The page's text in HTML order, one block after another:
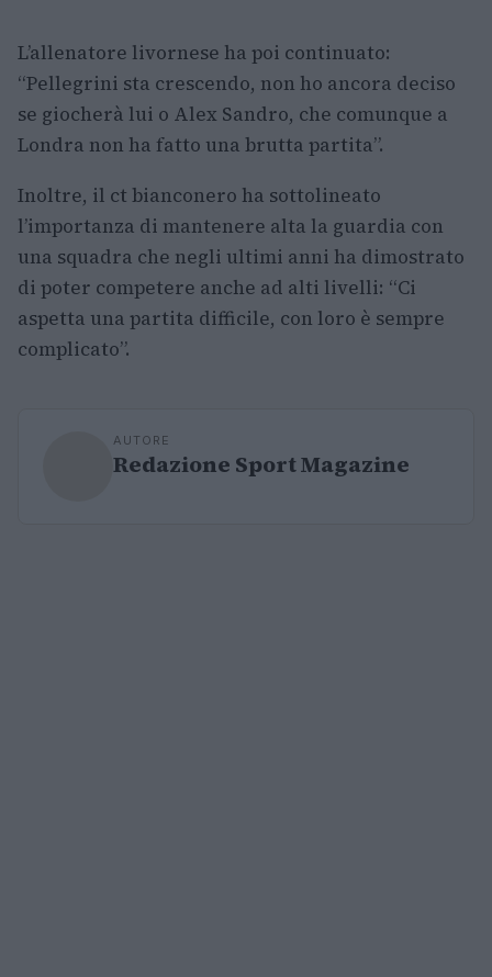
L’allenatore livornese ha poi continuato:
“Pellegrini sta crescendo, non ho ancora deciso
se giocherà lui o Alex Sandro, che comunque a
Londra non ha fatto una brutta partita”.
Inoltre, il ct bianconero ha sottolineato
l’importanza di mantenere alta la guardia con
una squadra che negli ultimi anni ha dimostrato
di poter competere anche ad alti livelli: “Ci
aspetta una partita difficile, con loro è sempre
complicato”.
AUTORE
Redazione Sport Magazine